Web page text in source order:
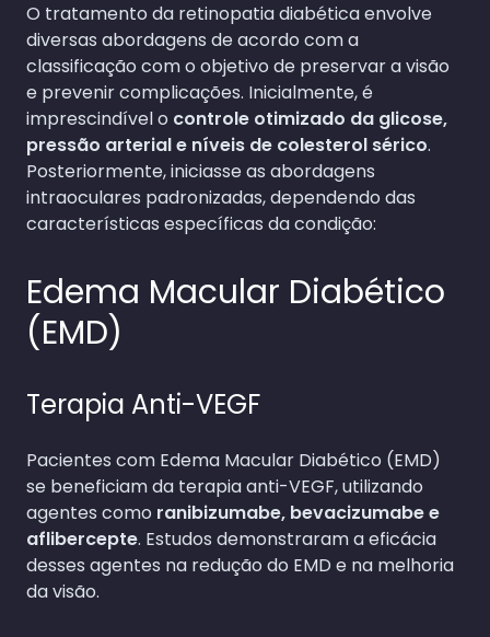
O tratamento da retinopatia diabética envolve
diversas abordagens de acordo com a
classificação com o objetivo de preservar a visão
e prevenir complicações. Inicialmente, é
imprescindível o controle otimizado da glicose,
pressão arterial e níveis de colesterol sérico.
Posteriormente, iniciasse as abordagens
intraoculares padronizadas, dependendo das
características específicas da condição:
Edema Macular Diabético
(EMD)
Terapia Anti-VEGF
Pacientes com Edema Macular Diabético (EMD)
se beneficiam da terapia anti-VEGF, utilizando
agentes como ranibizumabe, bevacizumabe e
aflibercepte. Estudos demonstraram a eficácia
desses agentes na redução do EMD e na melhoria
da visão.